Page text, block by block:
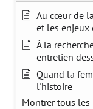
Au cœur de
et les enjeux
À la
entretien
Quand la
l'histoire
Montrer tous les